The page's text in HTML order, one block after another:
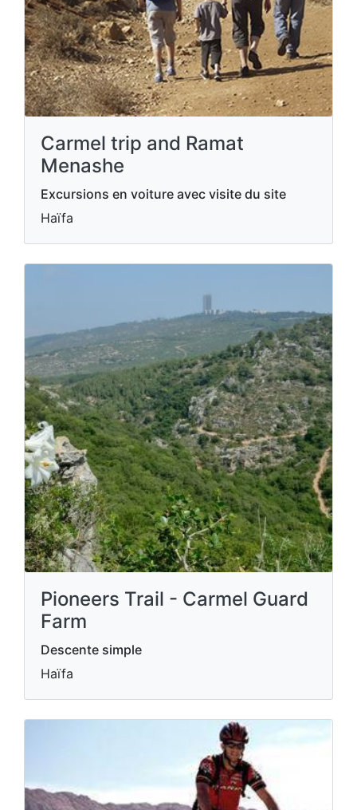
Carmel trip and Ramat
Menashe
Excursions en voiture avec visite du site
Haïfa
Pioneers Trail - Carmel Guard
Farm
Descente simple
Haïfa